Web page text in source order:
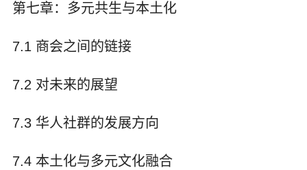
第七章：多元共生与本土化
7.1 商会之间的链接
7.2 对未来的展望
7.3 华人社群的发展方向
7.4 本土化与多元文化融合